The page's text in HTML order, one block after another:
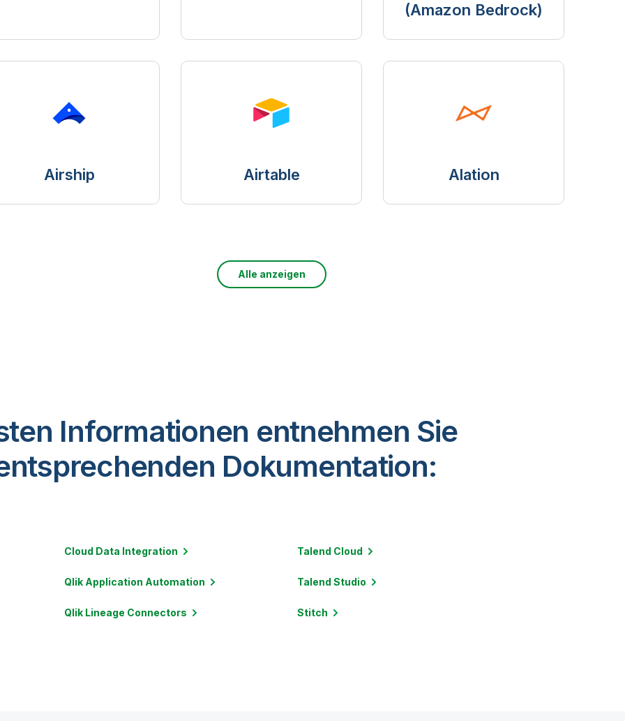
(Amazon Bedrock)
Airship Airtable Alation
Alle anzeigen
Informationen entnehmen Sie
Dokumentation:
Cloud Data Integration
Qlik Application Automation
Qlik Lineage Connectors
Talend Cloud
Talend Studio
Stitch